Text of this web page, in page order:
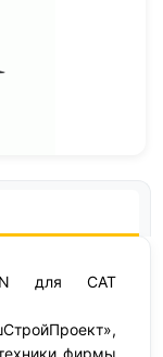
для CAT
фирмы